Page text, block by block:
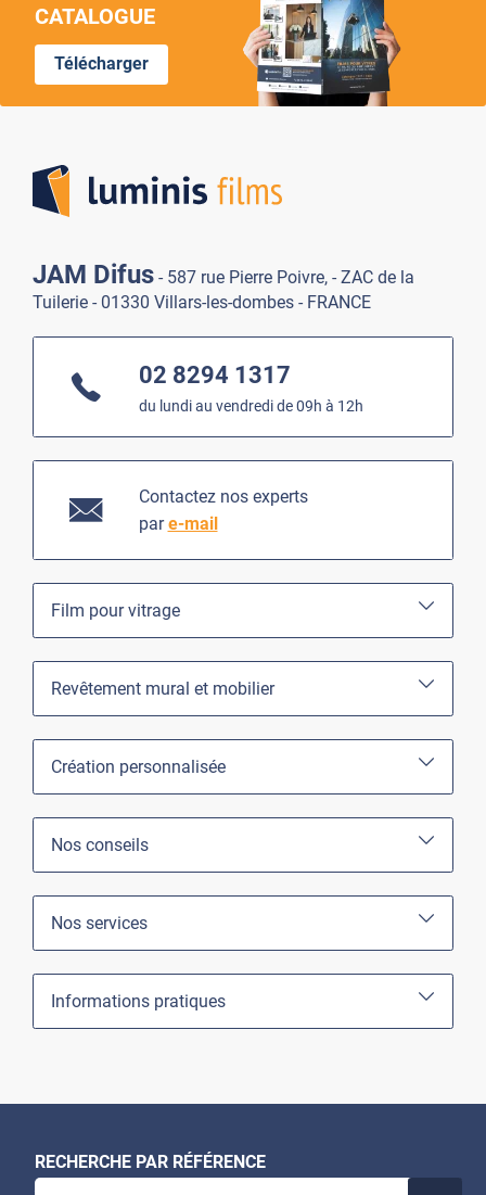
CATALOGUE
Télécharger
JAM Difus - 587 rue Pierre Poivre, - ZAC de la
Tuilerie - 01330 Villars-les-dombes - FRANCE
02 8294 1317
du lundi au vendredi de 09h à 12h
Contactez nos experts
pare-mail
Film pour vitrage
Revêtement mural et mobilier
Création personnalisée
Nos conseils
Nos services
Informations pratiques
RECHERCHE PAR RÉFÉRENCE